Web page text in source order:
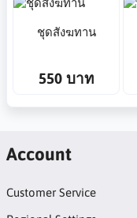
ชุดสังฆทาน
550 บาท
Account
Customer Service